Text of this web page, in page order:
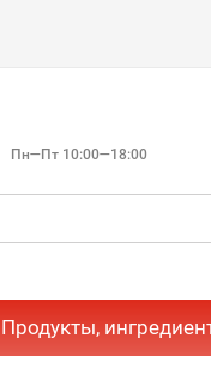
Пн—Пт 10:00—18:00
Продукты,